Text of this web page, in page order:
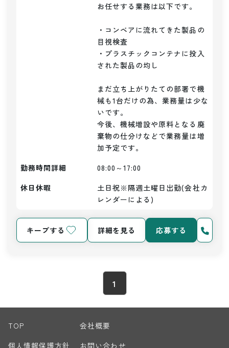
お任せする業務は以下です。
・コンベアに流れてきた製品の
目視検査
・プラスチックコンテナに投入
された製品の均し
まだ立ち上がりたての部署で機
械も1台だけの為、業務量は少な
いです。
今後、機械増設や原料となる廃
棄物の仕分けなどで業務量は増
加予定です。
勤務時間詳細
08:00～17:00
休日休暇
土日祝※隔週土曜日出勤(会社カ
レンダーによる)
キープする 詳細を見る 応募する
1
TOP
会社概要
個人情報保護方針
お問い合わせ